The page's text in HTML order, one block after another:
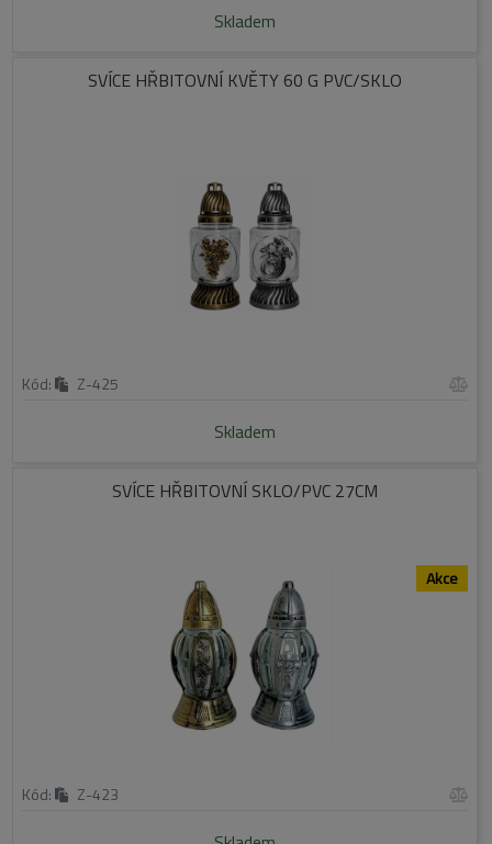
Skladem
SVÍCE HŘBITOVNÍ KVĚTY 60 G PVC/SKLO
Kód: Z-425
Skladem
SVÍCE HŘBITOVNÍ SKLO/PVC 27CM
Akce
Kód: Z-423